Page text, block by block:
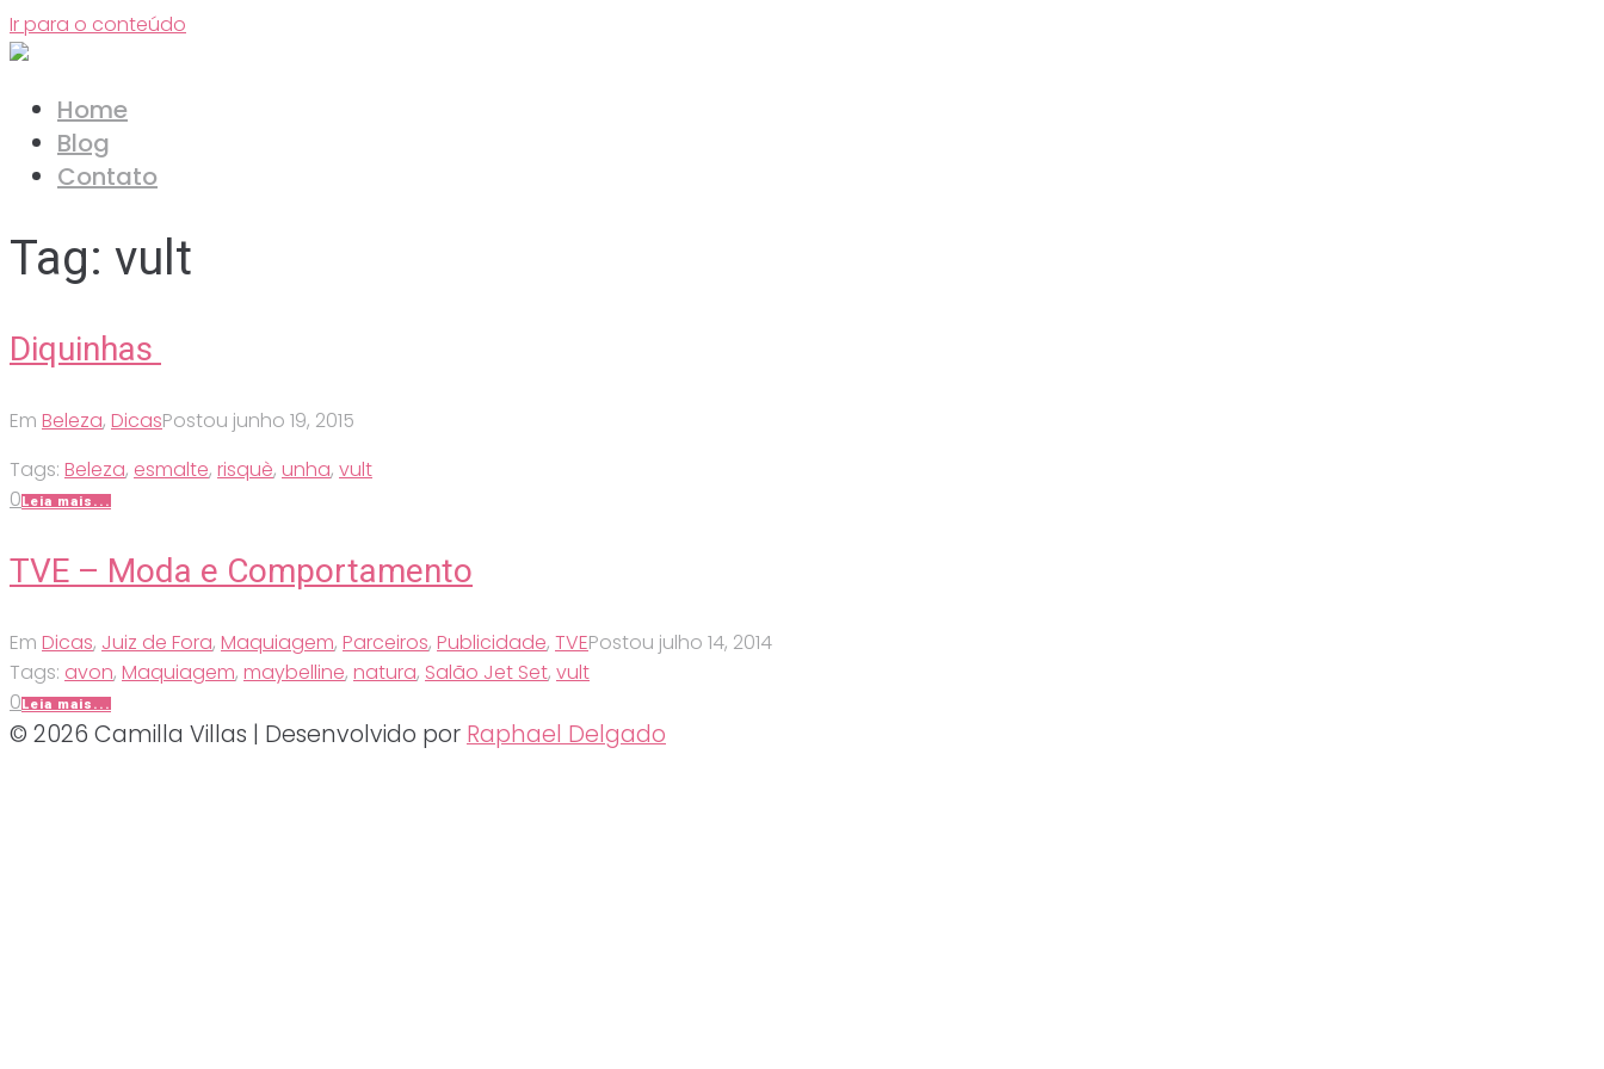
Ir para o conteúdo
Home
Blog
Contato
Tag: vult
Diquinhas
Em Beleza, DicasPostou junho 19, 2015
Tags: Beleza, esmalte, risquè, unha, vult
0Leia mais...
TVE – Moda e Comportamento
Em Dicas, Juiz de Fora, Maquiagem, Parceiros, Publicidade, TVEPostou julho 14, 2014
Tags: avon, Maquiagem, maybelline, natura, Salão Jet Set, vult
0Leia mais...
© 2026 Camilla Villas | Desenvolvido por Raphael Delgado